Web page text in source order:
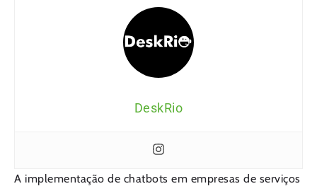
A implementação de chatbots em empresas de serviços
DeskRio